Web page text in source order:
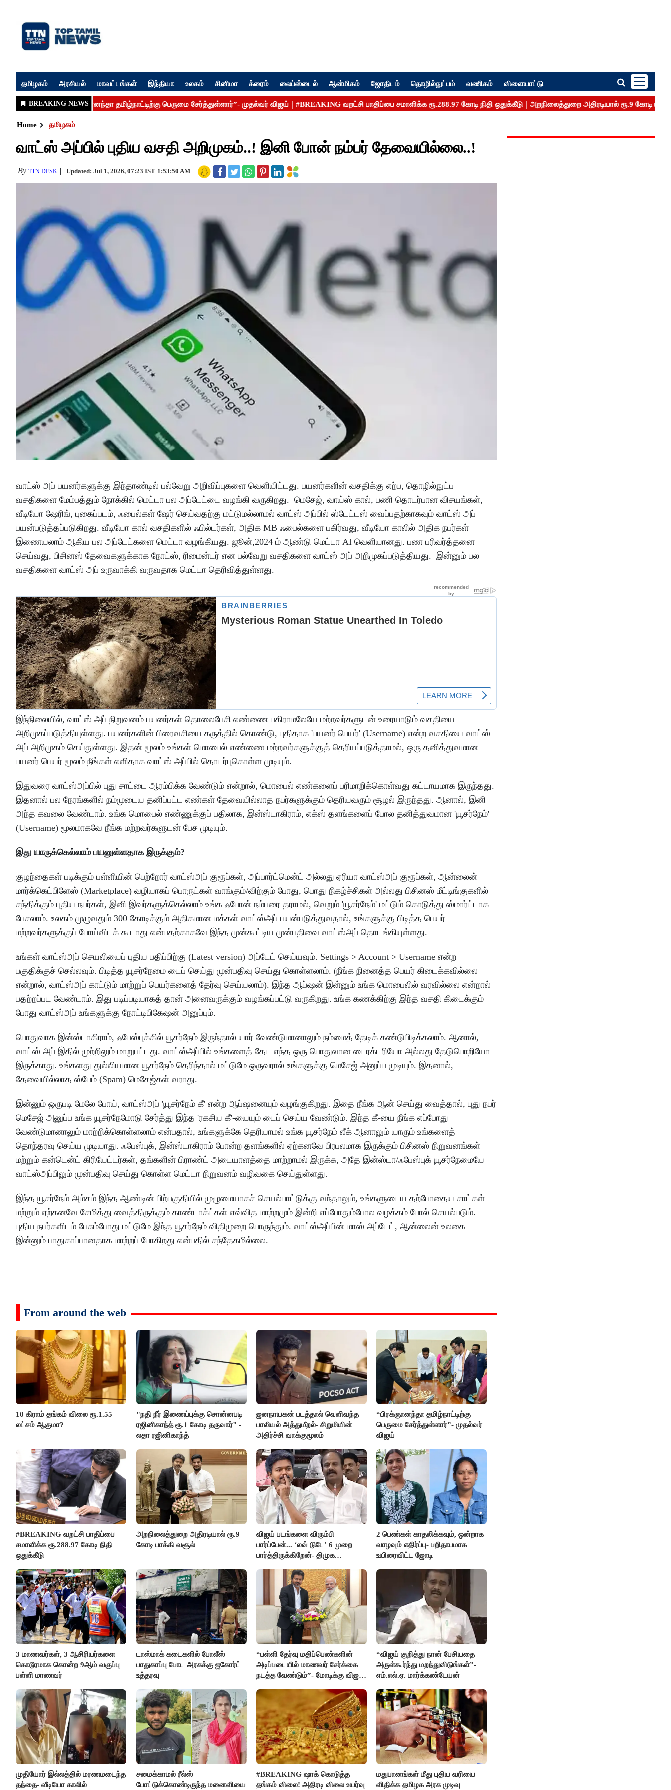
தமிழகம் அரசியல் மாவட்டங்கள் இந்தியா உலகம் சினிமா க்ரைம் லைப்ஸ்டைல் ஆன்மிகம் ஜோதிடம் தொழில்நுட்பம் வணிகம் விளையாட்டு
Home தமிழகம்
வாட்ஸ் அப்பில் புதிய வசதி அறிமுகம்..! இனி போன் நம்பர் தேவையில்லை..!
By TTN DESK Updated: Jul 1, 2026, 07:23 IST 1:53:50 AM
வாட்ஸ் அப் பயனர்களுக்கு இந்தாண்டில் பல்வேறு அறிவிப்புகளை வெளியிட்டது. பயனர்களின் வசதிக்கு எற்ப, தொழில்நுட்ப
வசதிகளை மேம்பத்தும் நோக்கில் மெட்டா பல அப்டேட்டை வழங்கி வருகிறது. மெசேஜ், வாய்ஸ் கால், பணி தொடர்பான விசயங்கள்,
வீடியோ ஷேரிங், புகைப்படம், ஃபைல்கள் ஷேர் செய்வதற்கு மட்டுமல்லாமல் வாட்ஸ் அப்பில் ஸ்டேட்டஸ் வைப்பதற்காகவும் வாட்ஸ் அப்
பயன்படுத்தப்படுகிறது. வீடியோ கால் வசதிகளில் ஃபில்டர்கள், அதிக MB ஃபைல்களை பகிர்வது, வீடியோ காலில் அதிக நபர்கள்
இணையலாம் ஆகிய பல அப்டேட்களை மெட்டா வழங்கியது. ஜூன்,2024 ம் ஆண்டு மெட்டா AI வெளியானது. பண பரிவர்த்தனை
செய்வது, பிசினஸ் தேவைகளுக்காக நோட்ஸ், ரிமைன்டர் என பல்வேறு வசதிகளை வாட்ஸ் அப் அறிமுகப்படுத்தியது. இன்னும் பல
வசதிகளை வாட்ஸ் அப் உருவாக்கி வருவதாக மெட்டா தெரிவித்துள்ளது.
இந்நிலையில், வாட்ஸ் அப் நிறுவனம் பயனர்கள் தொலைபேசி எண்ணை பகிராமலேயே மற்றவர்களுடன் உரையாடும் வசதியை
அறிமுகப்படுத்தியுள்ளது. பயனர்களின் பிரைவசியை கருத்தில் கொண்டு, புதிதாக 'பயனர் பெயர்' (Username) என்ற வசதியை வாட்ஸ்
அப் அறிமுகம் செய்துள்ளது. இதன் மூலம் உங்கள் மொபைல் எண்ணை மற்றவர்களுக்குத் தெரியப்படுத்தாமல், ஒரு தனித்துவமான
பயனர் பெயர் மூலம் நீங்கள் எளிதாக வாட்ஸ் அப்பில் தொடர்புகொள்ள முடியும்.
இதுவரை வாட்ஸ்அப்பில் புது சாட்டை ஆரம்பிக்க வேண்டும் என்றால், மொபைல் எண்களைப் பரிமாறிக்கொள்வது கட்டாயமாக இருந்தது.
இதனால் பல நேரங்களில் நம்முடைய தனிப்பட்ட எண்கள் தேவையில்லாத நபர்களுக்கும் தெரியவரும் சூழல் இருந்தது. ஆனால், இனி
அந்த கவலை வேண்டாம். உங்க மொபைல் எண்ணுக்குப் பதிலாக, இன்ஸ்டாகிராம், எக்ஸ் தளங்களைப் போல தனித்துவமான 'யூசர்நேம்'
(Username) மூலமாகவே நீங்க மற்றவர்களுடன் பேச முடியும்.
இது யாருக்கெல்லாம் பயனுள்ளதாக இருக்கும்?
குழந்தைகள் படிக்கும் பள்ளியின் பெற்றோர் வாட்ஸ்அப் குரூப்கள், அப்பார்ட்மென்ட் அல்லது ஏரியா வாட்ஸ்அப் குரூப்கள், ஆன்லைன்
மார்க்கெட்பிளேஸ் (Marketplace) வழியாகப் பொருட்கள் வாங்கும்/விற்கும் போது, பொது நிகழ்ச்சிகள் அல்லது பிசினஸ் மீட்டிங்குகளில்
சந்திக்கும் புதிய நபர்கள், இனி இவர்களுக்கெல்லாம் உங்க ஃபோன் நம்பரை தராமல், வெறும் 'யூசர்நேம்' மட்டும் கொடுத்து ஸ்மார்ட்டாக
பேசலாம். உலகம் முழுவதும் 300 கோடிக்கும் அதிகமான மக்கள் வாட்ஸ்அப் பயன்படுத்துவதால், உங்களுக்கு பிடித்த பெயர்
மற்றவர்களுக்குப் போய்விடக் கூடாது என்பதற்காகவே இந்த முன்கூட்டிய முன்பதிவை வாட்ஸ்அப் தொடங்கியுள்ளது.
உங்கள் வாட்ஸ்அப் செயலியைப் புதிய பதிப்பிற்கு (Latest version) அப்டேட் செய்யவும். Settings > Account > Username என்ற
பகுதிக்குச் செல்லவும். பிடித்த யூசர்நேமை டைப் செய்து முன்பதிவு செய்து கொள்ளலாம். (நீங்க நினைத்த பெயர் கிடைக்கவில்லை
என்றால், வாட்ஸ்அப் காட்டும் மாற்றுப் பெயர்களைத் தேர்வு செய்யலாம்). இந்த ஆப்ஷன் இன்னும் உங்க மொபைலில் வரவில்லை என்றால்
பதற்றப்பட வேண்டாம். இது படிப்படியாகத் தான் அனைவருக்கும் வழங்கப்பட்டு வருகிறது. உங்க கணக்கிற்கு இந்த வசதி கிடைக்கும்
போது வாட்ஸ்அப் உங்களுக்கு நோட்டிபிகேஷன் அனுப்பும்.
பொதுவாக இன்ஸ்டாகிராம், ஃபேஸ்புக்கில் யூசர்நேம் இருந்தால் யார் வேண்டுமானாலும் நம்மைத் தேடிக் கண்டுபிடிக்கலாம். ஆனால்,
வாட்ஸ் அப் இதில் முற்றிலும் மாறுபட்டது. வாட்ஸ்அப்பில் உங்களைத் தேட எந்த ஒரு பொதுவான டைரக்டரியோ அல்லது தேடுபொறியோ
இருக்காது. உங்களது துல்லியமான யூசர்நேம் தெரிந்தால் மட்டுமே ஒருவரால் உங்களுக்கு மெசேஜ் அனுப்ப முடியும். இதனால்,
தேவையில்லாத ஸ்பேம் (Spam) மெசேஜ்கள் வராது.
இன்னும் ஒருபடி மேலே போய், வாட்ஸ்அப் 'யூசர்நேம் கீ' என்ற ஆப்ஷனையும் வழங்குகிறது. இதை நீங்க ஆன் செய்து வைத்தால், புது நபர்
மெசேஜ் அனுப்ப உங்க யூசர்நேமோடு சேர்த்து இந்த 'ரகசிய கீ'-யையும் டைப் செய்ய வேண்டும். இந்த கீ-யை நீங்க எப்போது
வேண்டுமானாலும் மாற்றிக்கொள்ளலாம் என்பதால், உங்களுக்கே தெரியாமல் உங்க யூசர்நேம் லீக் ஆனாலும் யாரும் உங்களைத்
தொந்தரவு செய்ய முடியாது. ஃபேஸ்புக், இன்ஸ்டாகிராம் போன்ற தளங்களில் ஏற்கனவே பிரபலமாக இருக்கும் பிசினஸ் நிறுவனங்கள்
மற்றும் கன்டென்ட் கிரியேட்டர்கள், தங்களின் பிராண்ட் அடையாளத்தை மாற்றாமல் இருக்க, அதே இன்ஸ்டா/ஃபேஸ்புக் யூசர்நேமையே
வாட்ஸ்அப்பிலும் முன்பதிவு செய்து கொள்ள மெட்டா நிறுவனம் வழிவகை செய்துள்ளது.
இந்த யூசர்நேம் அம்சம் இந்த ஆண்டின் பிற்பகுதியில் முழுமையாகச் செயல்பாட்டுக்கு வந்தாலும், உங்களுடைய தற்போதைய சாட்கள்
மற்றும் ஏற்கனவே சேமித்து வைத்திருக்கும் காண்டாக்ட்கள் எவ்வித மாற்றமும் இன்றி எப்போதும்போல வழக்கம் போல் செயல்படும்.
புதிய நபர்களிடம் பேசும்போது மட்டுமே இந்த யூசர்நேம் விதிமுறை பொருந்தும். வாட்ஸ்அப்பின் மாஸ் அப்டேட், ஆன்லைன் உலகை
இன்னும் பாதுகாப்பானதாக மாற்றப் போகிறது என்பதில் சந்தேகமில்லை.
From around the web
10 கிராம் தங்கம் விலை ரூ.1.55
லட்சம் ஆகுமா?
"நதி நீர் இணைப்புக்கு சொன்னபடி
ரஜினிகாந்த் ரூ.1 கோடி தருவார்" -
லதா ரஜினிகாந்த்
ஜனநாயகன் படத்தால் வெளிவந்த
பாலியல் அத்துமீறல்- சிறுமியின்
அதிர்ச்சி வாக்குமூலம்
“பிரக்ஞானந்தா தமிழ்நாட்டிற்கு
பெருமை சேர்த்துள்ளார்”- முதல்வர்
விஜய்
#BREAKING வறட்சி பாதிப்பை
சமாளிக்க ரூ.288.97 கோடி நிதி
ஒதுக்கீடு
அறநிலைத்துறை அதிரடியால் ரூ.9
கோடி பாக்கி வசூல்
விஜய் படங்களை விரும்பி
பார்ப்பேன்... ‘லவ் டுடே’ 6 முறை
பார்த்திருக்கிறேன்- திமுக
2 பெண்கள் காதலிக்கவும், ஒன்றாக
வாழவும் எதிர்ப்பு- பறிதாபமாக
உயிரைவிட்ட ஜோடி
3 மாணவர்கள், 3 ஆசிரியர்களை
கொடூரமாக கொன்ற 9ஆம் வகுப்பு
பள்ளி மாணவர்
டாஸ்மாக் கடைகளில் போலீஸ்
பாதுகாப்பு போட அரசுக்கு ஐகோர்ட்
உத்தரவு
“பள்ளி தேர்வு மதிப்பெண்களின்
அடிப்படையில் மாணவர் சேர்க்கை
நடத்த வேண்டும்”- மோடிக்கு விஜய்
“விஜய் குறித்து நான் பேசியதை
அருள்கூர்ந்து மறந்துவிடுங்கள்”-
எம்.எல்.ஏ. மார்க்கண்டேயன்
முதியோர் இல்லத்தில் மரணமடைந்த
தந்தை- வீடியோ காலில்
சமைக்காமல் ரீல்ஸ்
போட்டுக்கொண்டிருந்த மனைவியை
#BREAKING ஷாக் கொடுத்த
தங்கம் விலை! அதிரடி விலை உயர்வு
மதுபானங்கள் மீது புதிய வரியை
விதிக்க தமிழக அரசு முடிவு